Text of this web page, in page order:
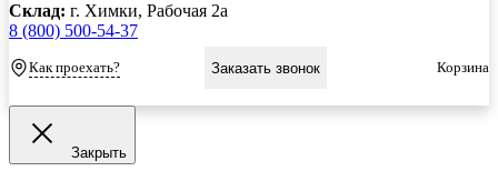
Склад: г. Химки, Рабочая 2а
8 (800) 500-54-37
Как проехать? Заказать звонок Корзина
Закрыть